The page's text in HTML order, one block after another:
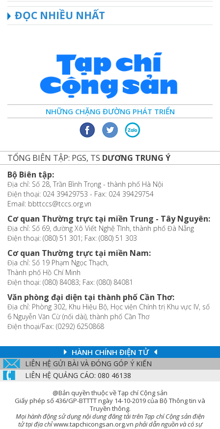
ĐỌC NHIỀU NHẤT
NHỮNG CHẶNG ĐƯỜNG PHÁT TRIỂN
TỔNG BIÊN TẬP: PGS, TS DƯƠNG TRUNG Ý
Bộ Biên tập:
Địa chỉ: Số 28, Trần Bình Trọng - thành phố Hà Nội
Điện thoại: 024 39429753 - Fax: 024 39429754
Email: bbttccs@tccs.org.vn
Cơ quan Thường trực tại miền Trung - Tây Nguyên:
Địa chỉ: Số 69, đường Xô Viết Nghệ Tĩnh, thành phố Đà Nẵng
Điện thoại: (080) 51 301; Fax: (080) 51 303
Cơ quan Thường trực tại miền Nam:
Địa chỉ: Số 19 Phạm Ngọc Thạch,
Thành phố Hồ Chí Minh
Điện thoại: (080) 84083; Fax: (080) 84081
Văn phòng đại diện tại thành phố Cần Thơ:
Địa chỉ: Phòng 302, Khu Hiệu Bộ, Học viện Chính trị Khu vực IV, số
6 Nguyễn Văn Cừ (nối dài), thành phố Cần Thơ
Điện thoại/Fax: (0292) 6250868
HÀNH CHÍNH ĐIỆN TỬ
LIÊN HỆ GỬI BÀI VÀ ĐÓNG GÓP Ý KIẾN
LIÊN HỆ QUẢNG CÁO: 080 46138
@Bản quyền thuộc về Tạp chí Cộng sản
Giấy phép số 436/GP-BTTTT ngày 14-10-2019 của Bộ Thông tin và
Truyền thông.
Mọi hành động sử dụng nội dung đăng tải trên Tạp chí Cộng sản điện
tử tại địa chỉwww.tapchicongsan.org.vn phải dẫn nguồn và có sự